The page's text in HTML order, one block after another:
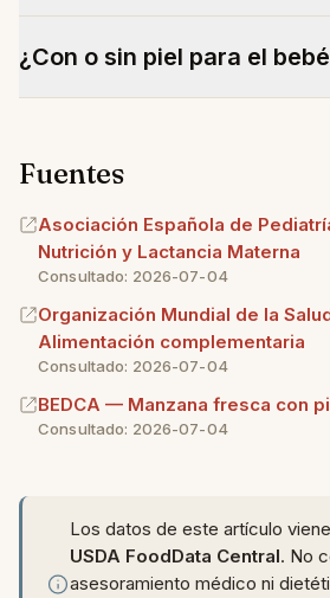
hacer una tanda nueva.
botulismo infantil. Otras
pediatra lo aprueba y en
¿Con o sin piel para el
tolerancia y siempre con
Fuentes
Asociación Española de
Nutrición y Lactancia Materna
Consultado: 2026-07-04
Organización Mundial de la
Alimentación complementaria
Consultado: 2026-07-04
BEDCA — Manzana fresca con
Consultado: 2026-07-04
Los datos de este artículo
USDA FoodData Central. No
asesoramiento médico ni